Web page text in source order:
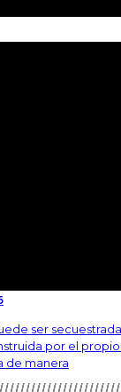
ser
por el
de manera